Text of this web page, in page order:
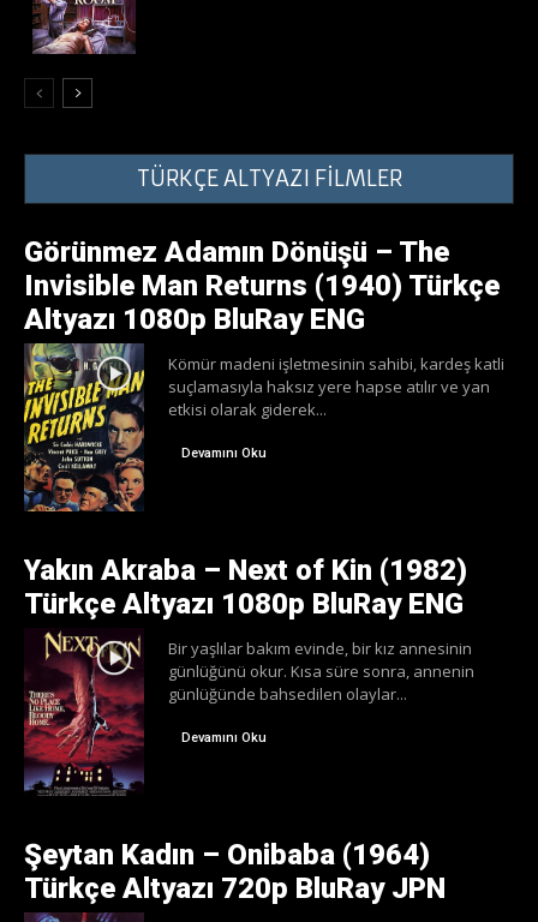
TÜRKÇE ALTYAZI FİLMLER
Görünmez Adamın Dönüşü – The
Invisible Man Returns (1940) Türkçe
Altyazı 1080p BluRay ENG
Kömür madeni işletmesinin sahibi, kardeş katli
suçlamasıyla haksız yere hapse atılır ve yan
etkisi olarak giderek...
Devamını Oku
Yakın Akraba – Next of Kin (1982)
Türkçe Altyazı 1080p BluRay ENG
Bir yaşlılar bakım evinde, bir kız annesinin
günlüğünü okur. Kısa süre sonra, annenin
günlüğünde bahsedilen olaylar...
Devamını Oku
Şeytan Kadın – Onibaba (1964)
Türkçe Altyazı 720p BluRay JPN